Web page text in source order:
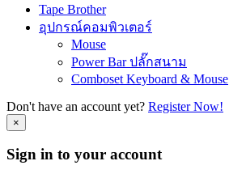
Tape Brother
อุปกรณ์คอมพิวเตอร์
Mouse
Power Bar ปลั๊กสนาม
Comboset Keyboard & Mouse
Don't have an account yet? Register Now!
×
Sign in to your account